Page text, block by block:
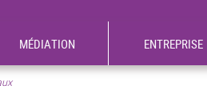
MÉDIATION ENTREPRISE